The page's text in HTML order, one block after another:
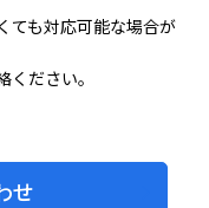
ても対応可能な場合が
ださい。
せ